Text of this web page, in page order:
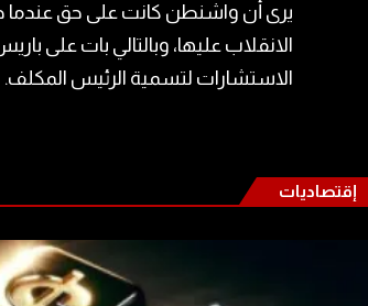
يرى أن واشنطن كانت على حق
الانقلاب عليها، وبالتالي بات على
الاستشارات لتسمية الرئيس المكلف.
إقتصاديات